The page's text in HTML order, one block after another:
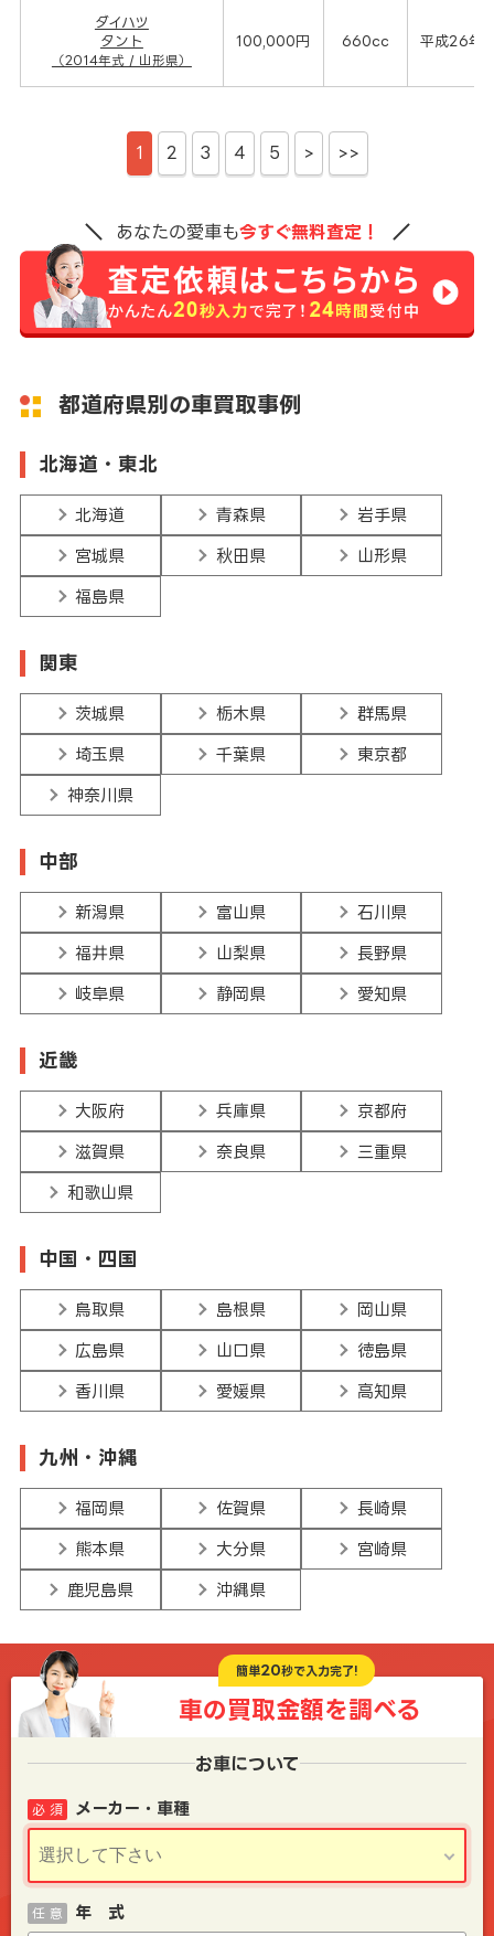
ダイハツ
タント
（2014年式 / 山形県）
100,000円 660cc 平成26年
1 2 3 4 5 > >>
あなたの愛車も今すぐ無料査定！
都道府県別の車買取事例
北海道・東北
北海道 青森県 岩手県
宮城県 秋田県 山形県
福島県
関東
茨城県 栃木県 群馬県
埼玉県 千葉県 東京都
神奈川県
中部
新潟県 富山県 石川県
福井県 山梨県 長野県
岐阜県 静岡県 愛知県
近畿
大阪府 兵庫県 京都府
滋賀県 奈良県 三重県
和歌山県
中国・四国
鳥取県 島根県 岡山県
広島県 山口県 徳島県
香川県 愛媛県 高知県
九州・沖縄
福岡県 佐賀県 長崎県
熊本県 大分県 宮崎県
鹿児島県 沖縄県
簡単20秒で入力完了!
車の買取金額を調べる
お車について
メーカー・車種
必 須
年 式
任 意